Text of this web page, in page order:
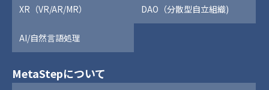
XR（VR/AR/MR） DAO（分散型自立組織)
AI/自然言語処理
MetaStepについて